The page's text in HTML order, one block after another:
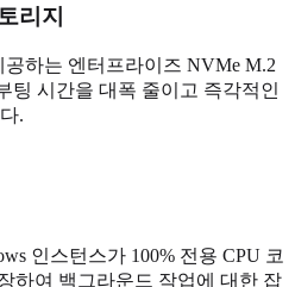
리지
하는 엔터프라이즈 NVMe M.2
팅 시간을 대폭 줄이고 즉각적인
.
인스턴스가 100% 전용 CPU 코
하여 백그라운드 작업에 대한 잡